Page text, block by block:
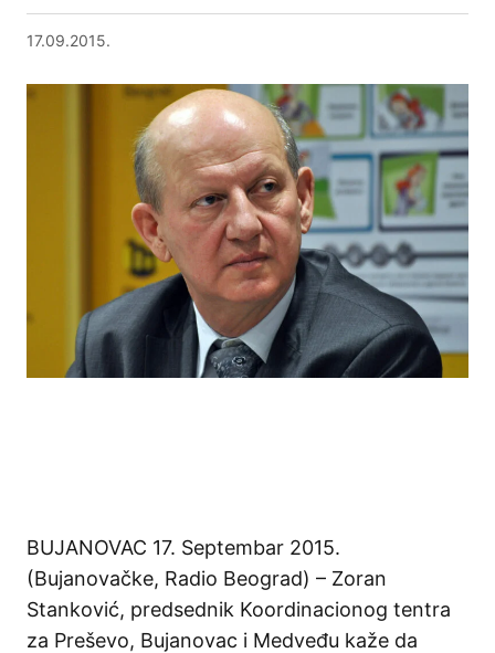
17.09.2015.
BUJANOVAC 17. Septembar 2015.
(Bujanovačke, Radio Beograd) – Zoran
Stanković, predsednik Koordinacionog tentra
za Preševo, Bujanovac i Medveđu kaže da